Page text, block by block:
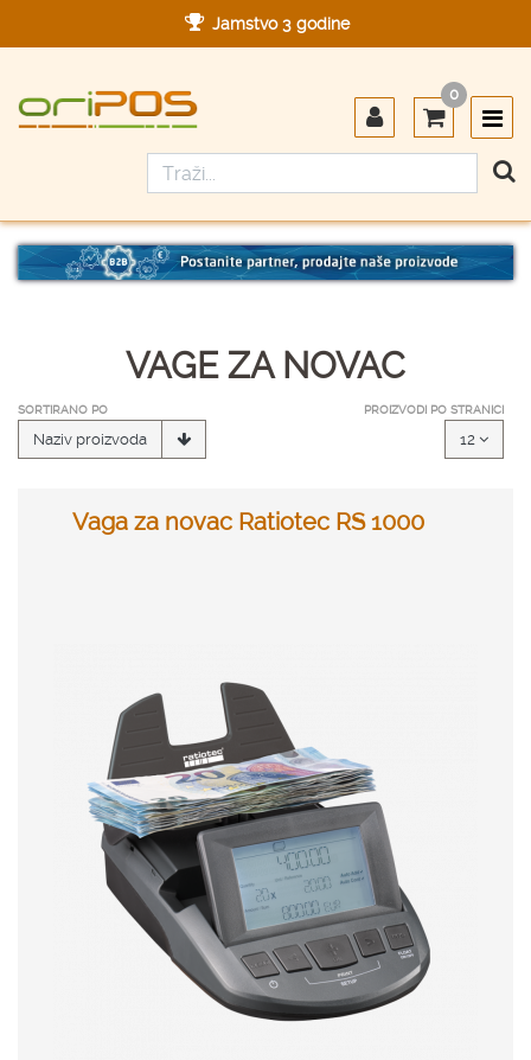
Jamstvo 3 godine
Designed in Germany
Made in Germany
0
VAGE ZA NOVAC
SORTIRANO PO
Naziv proizvoda
PROIZVODI PO STRANICI
12
Vaga za novac Ratiotec RS 1000